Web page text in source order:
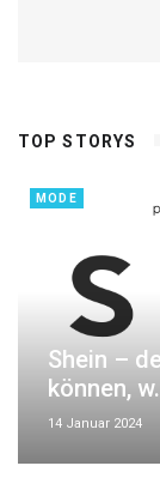
TOP STORYS
MODE
Shein –
können,
14 Januar 2024